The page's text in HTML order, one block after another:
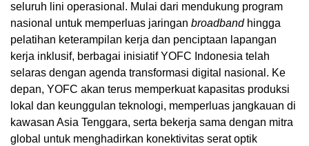
seluruh lini operasional. Mulai dari mendukung program
nasional untuk memperluas jaringan broadbandhingga
pelatihan keterampilan kerja dan penciptaan lapangan
kerja inklusif, berbagai inisiatif YOFC Indonesia telah
selaras dengan agenda transformasi digital nasional. Ke
depan, YOFC akan terus memperkuat kapasitas produksi
lokal dan keunggulan teknologi, memperluas jangkauan di
kawasan Asia Tenggara, serta bekerja sama dengan mitra
global untuk menghadirkan konektivitas serat optik